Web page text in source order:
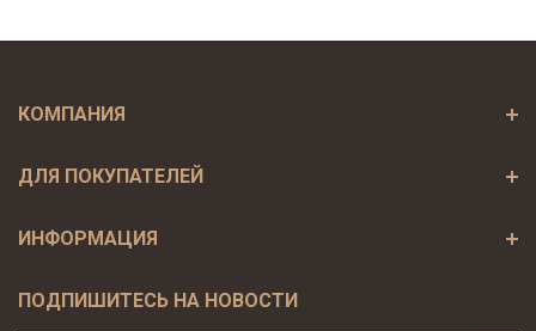
КОМПАНИЯ
ДЛЯ ПОКУПАТЕЛЕЙ
ИНФОРМАЦИЯ
ПОДПИШИТЕСЬ НА НОВОСТИ